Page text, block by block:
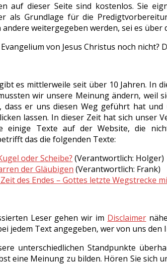
auf dieser Seite sind kostenlos. Sie
als Grundlage für die
weitergegeben werden, sei es
von Jesus Christus noch nicht?
es mittlerweile seit über 10 Jahren. In
wir unsere Meinung ändern, weil
dass er uns diesen Weg geführt hat
lassen. In dieser Zeit hat sich unser
einige Texte auf der Website, die
das die folgenden Texte:
oder Scheibe? (Verantwortlich: Holger)
der Gläubigen (Verantwortlich: Frank)
des Endes – Gottes letzte Wegstrecke
Leser gehen wir im Disclaimer
jedem Text angegeben, wer von uns
unterschiedlichen Standpunkte
eine Meinung zu bilden. Hören Sie sich